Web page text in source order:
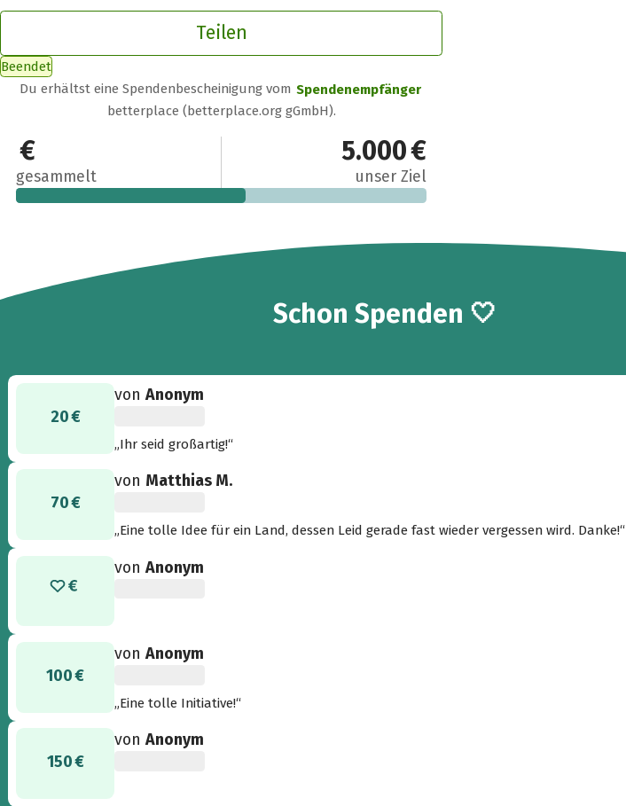
Teilen
Beendet
Du erhältst eine Spendenbescheinigung vom Spendenempfänger
betterplace (betterplace.org gGmbH).
2.810 €
gesammelt
5.000 €
unser Ziel
Schon34
Spenden 🤍
20 €
vonAnonym
„Ihr seid großartig!“
70 €
von Matthias M.
„Eine tolle Idee für ein Land, dessen Leid gerade fast wieder vergessen wird. Danke!“
vonAnonym
100 €
vonAnonym
„Eine tolle Initiative!“
150 €
vonAnonym